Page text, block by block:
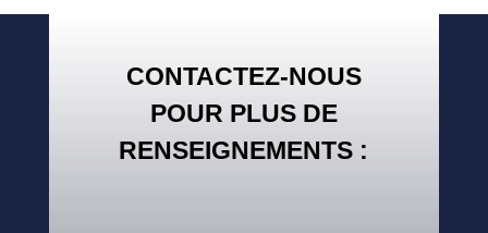
CONTACTEZ-NOUS
POUR PLUS DE
RENSEIGNEMENTS :